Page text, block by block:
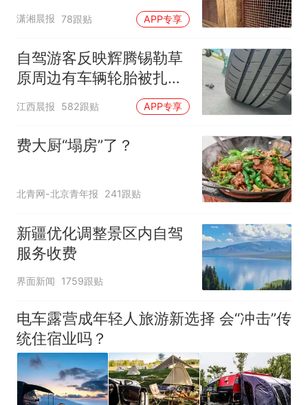
分石窟受特别保护，游客
可按需买
潇湘晨报 78跟贴 APP专享
自驾游客反映辉腾锡勒草
原周边有车辆轮胎被扎，
修理店铺换胎价格高达千
元，官方发布情况通报
江西晨报 582跟贴 APP专享
费大厨“塌房”了？
北青网-北京青年报 241跟贴
新疆优化调整景区内自驾
服务收费
界面新闻 1759跟贴
电车露营成年轻人旅游新选择 会“冲击”传
统住宿业吗？